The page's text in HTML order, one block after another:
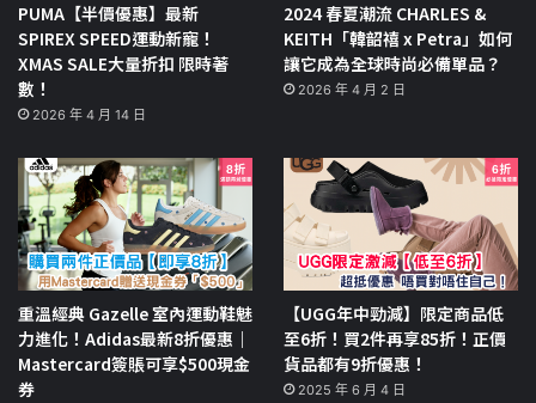
PUMA【半價優惠】最新
SPIREX SPEED運動新寵！
XMAS SALE大量折扣 限時著
數！
2026 年 4 月 14 日
2024 春夏潮流 CHARLES &
KEITH「韓韶禧 x Petra」如何
讓它成為全球時尚必備單品？
2026 年 4 月 2 日
重溫經典 Gazelle 室內運動鞋魅
力進化！Adidas最新8折優惠｜
Mastercard簽賬可享$500現金
券
【UGG年中勁減】限定商品低
至6折！買2件再享85折！正價
貨品都有9折優惠！
2025 年 6 月 4 日